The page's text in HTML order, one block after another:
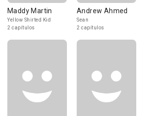
Maddy Martin
Yellow Shirted Kid
2 capítulos
Andrew Ahmed
Sean
2 capítulos